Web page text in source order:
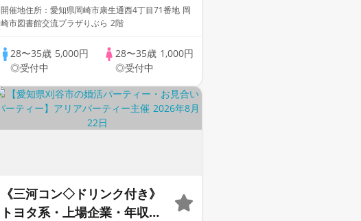
開催地住所：愛知県岡崎市康生通西4丁目71番地 岡
崎市図書館交流プラザりぶら 2階
28〜35歳 5,000円
◎受付中
28〜35歳 1,000円
◎受付中
《三河コン◇ドリンク付き》
トヨタ系・上場企業・年収